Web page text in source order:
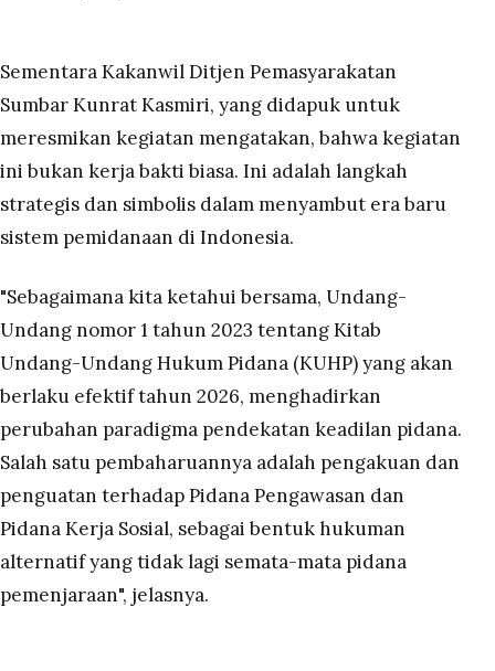
Sementara Kakanwil Ditjen Pemasyarakatan
Sumbar Kunrat Kasmiri, yang didapuk untuk
meresmikan kegiatan mengatakan, bahwa kegiatan
ini bukan kerja bakti biasa. Ini adalah langkah
strategis dan simbolis dalam menyambut era baru
sistem pemidanaan di Indonesia.
"Sebagaimana kita ketahui bersama, Undang-
Undang nomor 1 tahun 2023 tentang Kitab
Undang-Undang Hukum Pidana (KUHP) yang akan
berlaku efektif tahun 2026, menghadirkan
perubahan paradigma pendekatan keadilan pidana.
Salah satu pembaharuannya adalah pengakuan dan
penguatan terhadap Pidana Pengawasan dan
Pidana Kerja Sosial, sebagai bentuk hukuman
alternatif yang tidak lagi semata-mata pidana
pemenjaraan", jelasnya.